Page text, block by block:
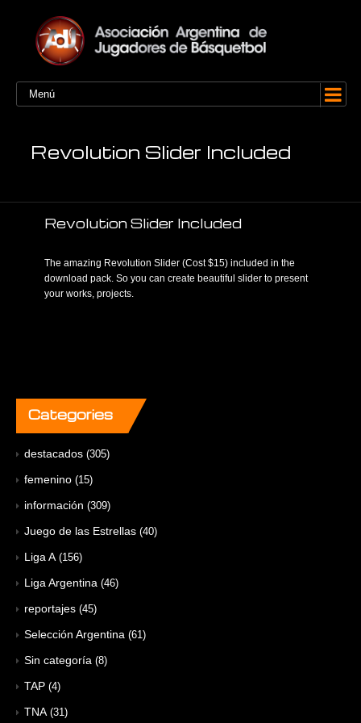
Menú
Revolution Slider Included
Revolution Slider Included
The amazing Revolution Slider (Cost $15) included in the
download pack. So you can create beautiful slider to present
your works, projects.
Categories
destacados (305)
femenino (15)
información (309)
Juego de las Estrellas (40)
Liga A(156)
Liga Argentina (46)
reportajes (45)
Selección Argentina (61)
Sin categoría (8)
TAP (4)
TNA(31)